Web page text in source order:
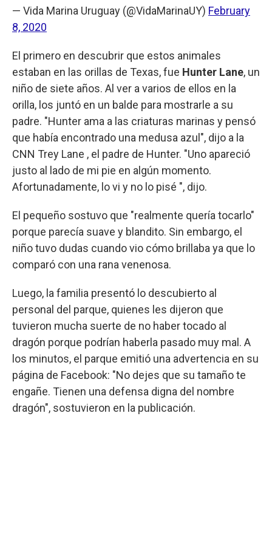
— Vida Marina Uruguay (@VidaMarinaUY) February
8, 2020
El primero en descubrir que estos animales
estaban en las orillas de Texas, fue Hunter Lane, un
niño de siete años. Al ver a varios de ellos en la
orilla, los juntó en un balde para mostrarle a su
padre. "Hunter ama a las criaturas marinas y pensó
que había encontrado una medusa azul", dijo a la
CNN Trey Lane , el padre de Hunter. "Uno apareció
justo al lado de mi pie en algún momento.
Afortunadamente, lo vi y no lo pisé ", dijo.
El pequeño sostuvo que "realmente quería tocarlo"
porque parecía suave y blandito. Sin embargo, el
niño tuvo dudas cuando vio cómo brillaba ya que lo
comparó con una rana venenosa.
Luego, la familia presentó lo descubierto al
personal del parque, quienes les dijeron que
tuvieron mucha suerte de no haber tocado al
dragón porque podrían haberla pasado muy mal. A
los minutos, el parque emitió una advertencia en su
página de Facebook: "No dejes que su tamaño te
engañe. Tienen una defensa digna del nombre
dragón", sostuvieron en la publicación.